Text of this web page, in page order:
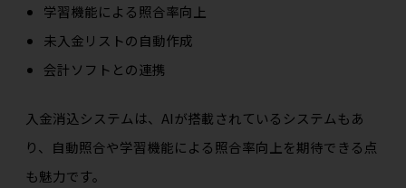
学習機能による照合率向上
未入金リストの自動作成
会計ソフトとの連携
入金消込システムは、AIが搭載されているシステムもあ
り、自動照合や学習機能による照合率向上を期待できる点
も魅力です。